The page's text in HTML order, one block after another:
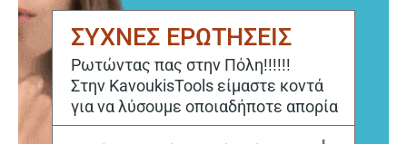
ΣΥΧΝΕΣ ΕΡΩΤΗΣΕΙΣ
Ρωτώντας πας στην Πόλη!!!!!!
Στην KavoukisTools είμαστε κοντά
για να λύσουμε οποιαδήποτε απορία